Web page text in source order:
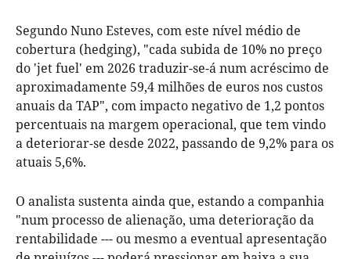
Segundo Nuno Esteves, com este nível médio de
cobertura (hedging), "cada subida de 10% no preço
do 'jet fuel' em 2026 traduzir-se-á num acréscimo de
aproximadamente 59,4 milhões de euros nos custos
anuais da TAP", com impacto negativo de 1,2 pontos
percentuais na margem operacional, que tem vindo
a deteriorar-se desde 2022, passando de 9,2% para os
atuais 5,6%.
O analista sustenta ainda que, estando a companhia
"num processo de alienação, uma deterioração da
rentabilidade --- ou mesmo a eventual apresentação